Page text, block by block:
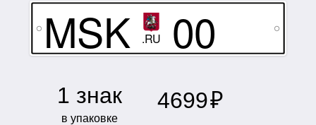
MSK .RU
00
XXXX
1 знак
в упаковке
4699₽